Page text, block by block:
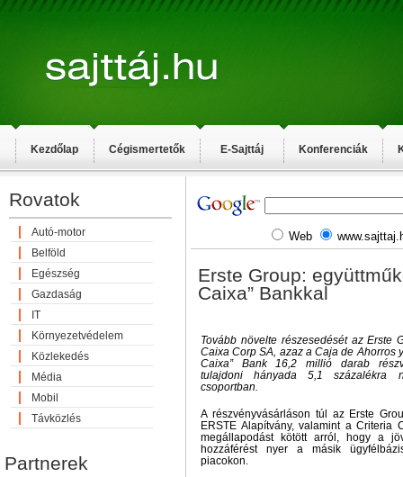
Kezdőlap Cégismertetők E-Sajttáj Konferenciák
Rovatok
Autó-motor
Belföld
Egészség
Gazdaság
IT
Környezetvédelem
Közlekedés
Média
Mobil
Távközlés
Partnerek
Web
Erste Group:
Caixa” Bankkal
Tovább növelte részesedését az Erste
Caixa Corp SA, azaz a Caja de Ahorros
Caixa” Bank 16,2 millió darab
tulajdoni hányada 5,1 százalékra
csoportban.
A részvényvásárláson túl az Erste
ERSTE Alapítvány, valamint a Criteria
megállapodást kötött arról, hogy a
hozzáférést nyer a másik
piacokon.